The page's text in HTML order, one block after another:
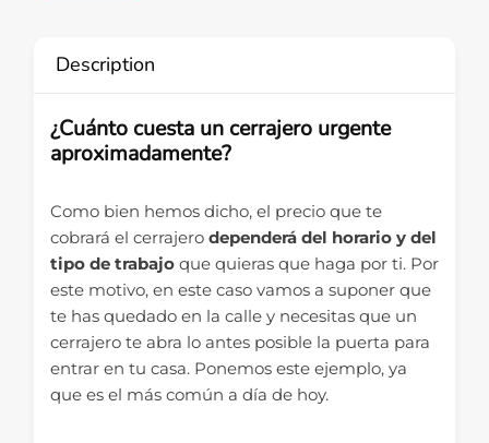
Description
¿Cuánto cuesta un cerrajero urgente
aproximadamente?
Como bien hemos dicho, el precio que te
cobrará el cerrajero dependerá del horario y del
tipo de trabajo que quieras que haga por ti. Por
este motivo, en este caso vamos a suponer que
te has quedado en la calle y necesitas que un
cerrajero te abra lo antes posible la puerta para
entrar en tu casa. Ponemos este ejemplo, ya
que es el más común a día de hoy.